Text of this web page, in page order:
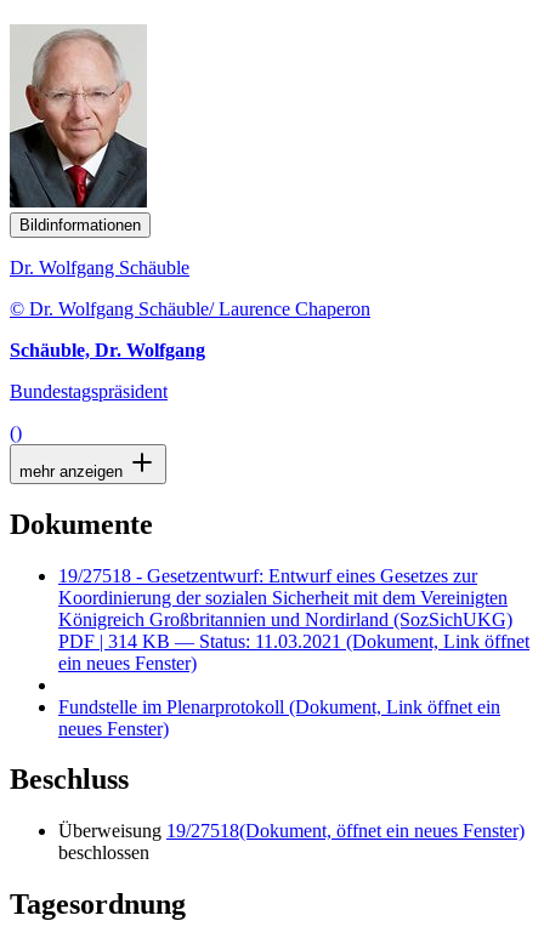
Bildinformationen
Dr. Wolfgang Schäuble
© Dr. Wolfgang Schäuble/ Laurence Chaperon
Schäuble, Dr. Wolfgang
Bundestagspräsident
()
mehr anzeigen
Dokumente
19/27518 - Gesetzentwurf: Entwurf eines Gesetzes zur
Koordinierung der sozialen Sicherheit mit dem Vereinigten
Königreich Großbritannien und Nordirland (SozSichUKG)
PDF | 314 KB — Status: 11.03.2021 (Dokument, Link öffnet
ein neues Fenster)
Fundstelle im Plenarprotokoll (Dokument, Link öffnet ein
neues Fenster)
Beschluss
Überweisung 19/27518(Dokument, öffnet ein neues Fenster)
beschlossen
Tagesordnung